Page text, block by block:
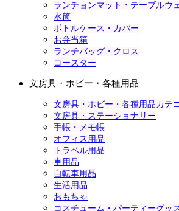
ランチョンマット・テーブルウ
水筒
ボトルケース・カバー
お弁当箱
ランチバッグ・クロス
コースター
文房具・ホビー・各種用品
文房具・ホビー・各種用品カテ
文房具・ステーショナリー
手帳・メモ帳
オフィス用品
トラベル用品
車用品
自転車用品
生活用品
おもちゃ
コスチューム・パーティーグッ